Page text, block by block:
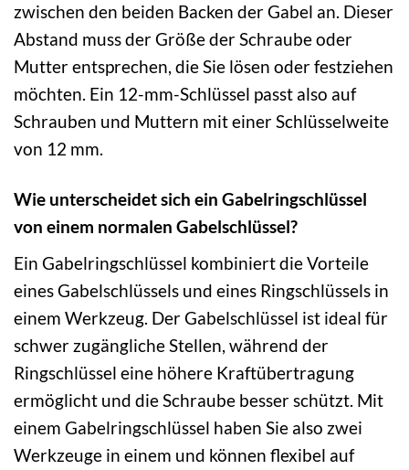
zwischen den beiden Backen der Gabel an. Dieser
Abstand muss der Größe der Schraube oder
Mutter entsprechen, die Sie lösen oder festziehen
möchten. Ein 12-mm-Schlüssel passt also auf
Schrauben und Muttern mit einer Schlüsselweite
von 12 mm.
Wie unterscheidet sich ein Gabelringschlüssel
von einem normalen Gabelschlüssel?
Ein Gabelringschlüssel kombiniert die Vorteile
eines Gabelschlüssels und eines Ringschlüssels in
einem Werkzeug. Der Gabelschlüssel ist ideal für
schwer zugängliche Stellen, während der
Ringschlüssel eine höhere Kraftübertragung
ermöglicht und die Schraube besser schützt. Mit
einem Gabelringschlüssel haben Sie also zwei
Werkzeuge in einem und können flexibel auf